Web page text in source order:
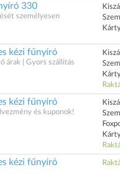
330
személyesen
kézi fűnyíró
árak | Gyors szállítás
kézi fűnyíró
és kuponok!
kézi fűnyíró